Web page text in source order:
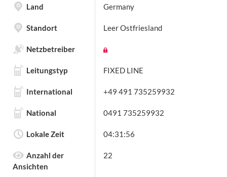
Land Germany
Standort Leer Ostfriesland
Netzbetreiber
Leitungstyp FIXED LINE
International +49 491 735259932
National 0491 735259932
Lokale Zeit 04:31:56
Anzahl der
Ansichten
22